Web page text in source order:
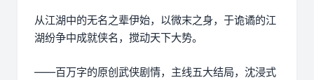
从江湖中的无名之辈伊始，以微末之身，于诡谲的江
湖纷争中成就侠名，搅动天下大势。
——百万字的原创武侠剧情，主线五大结局，沈浸式